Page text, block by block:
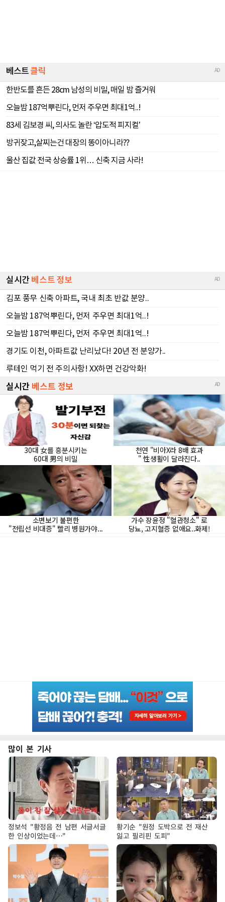
많이 본 기사
정보석 "황정음 전 남편 서글서글
한 인상이었는데…"
황기순 "원정 도박으로 전 재산
잃고 필리핀 도피"